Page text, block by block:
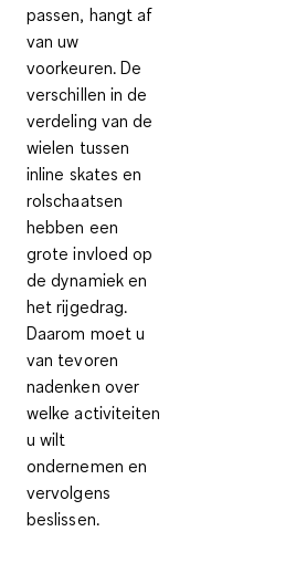
passen, hangt af
van uw
voorkeuren. De
verschillen in de
verdeling van de
wielen tussen
inline skates en
rolschaatsen
hebben een
grote invloed op
de dynamiek en
het rijgedrag.
Daarom moet u
van tevoren
nadenken over
welke activiteiten
u wilt
ondernemen en
vervolgens
beslissen.